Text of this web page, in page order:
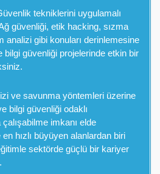
tekniklerini uygulamalı
güvenliği, etik hacking, sızma
analizi gibi konuları derinlemesine
güvenliği projelerinde etkin bir
ve savunma yöntemleri üzerine
bilgi güvenliği odaklı
imkanı elde
hızlı büyüyen alanlardan biri
sektörde güçlü bir kariyer